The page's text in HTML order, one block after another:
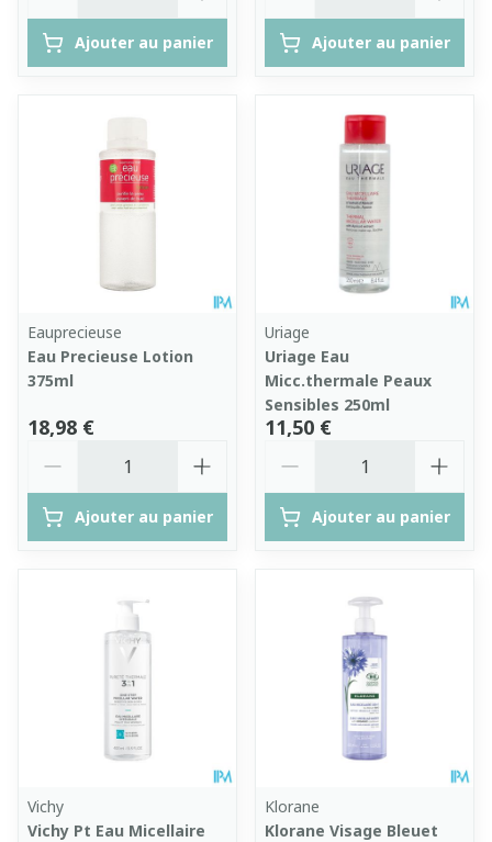
Ajouter au panier Ajouter au panier
Eauprecieuse
Eau Precieuse Lotion
375ml
18,98 €
Ajouter au panier
Uriage
Uriage Eau
Micc.thermale Peaux
Sensibles 250ml
11,50 €
Ajouter au panier
Vichy
Vichy Pt Eau Micellaire
Klorane
Klorane Visage Bleuet